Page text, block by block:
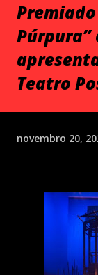
Púrpura”
Teatro
novembro 20,